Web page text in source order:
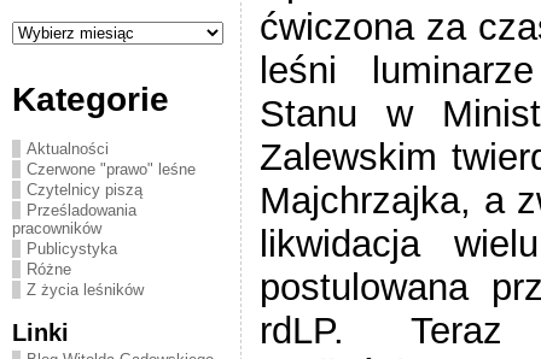
Archiwa
Kategorie
Aktualności
Czerwone "prawo" leśne
Czytelnicy piszą
Prześladowania
pracowników
Publicystyka
Różne
Z życia leśników
Linki
ćwiczona za
leśni
Stanu w
Zalewskim
Majchrzajka, a
likwidacja
postulowana
rdLP.